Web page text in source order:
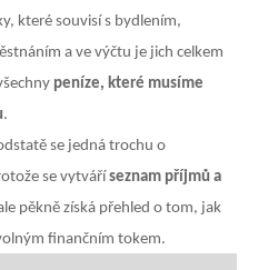
které souvisí s bydlením,
a ve výčtu je jich celkem
peníze, které musíme
.
se jedná trochu o
se vytváříseznam příjmů a
pěkně získá přehled o tom, jak
finančním tokem.